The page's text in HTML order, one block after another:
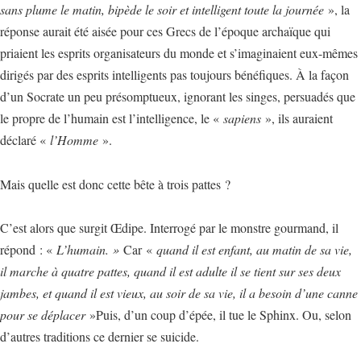
sans plume le matin, bipède le soir et intelligent toute la journée », la
réponse aurait été aisée pour ces Grecs de l’époque archaïque qui
priaient les esprits organisateurs du monde et s’imaginaient eux-mêmes
dirigés par des esprits intelligents pas toujours bénéfiques. À la façon
d’un Socrate un peu présomptueux, ignorant les singes, persuadés que
le propre de l’humain est l’intelligence, le « sapiens », ils auraient
déclaré « l’Homme ».
Mais quelle est donc cette bête à trois pattes ?
C’est alors que surgit Œdipe. Interrogé par le monstre gourmand, il
répond : « L’humain. » Car « quand il est enfant, au matin de sa vie,
il marche à quatre pattes, quand il est adulte il se tient sur ses deux
jambes, et quand il est vieux, au soir de sa vie, il a besoin d’une canne
pour se déplacer»Puis, d’un coup d’épée, il tue le Sphinx. Ou, selon
d’autres traditions ce dernier se suicide.